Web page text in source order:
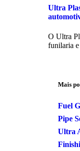
Ultra
O Ultra
funilaria
Mais
Fuel
Pipe
Ultra